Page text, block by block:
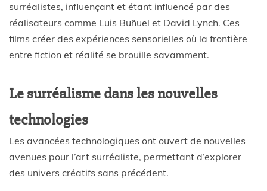
surréalistes, influençant et étant influencé par des
réalisateurs comme Luis Buñuel et David Lynch. Ces
films créer des expériences sensorielles où la frontière
entre fiction et réalité se brouille savamment.
Le surréalisme dans les nouvelles
technologies
Les avancées technologiques ont ouvert de nouvelles
avenues pour l’art surréaliste, permettant d’explorer
des univers créatifs sans précédent.